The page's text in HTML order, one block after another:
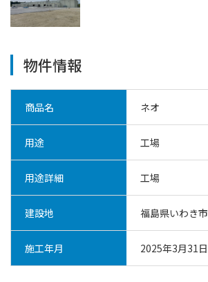
物件情報
商品名 ネオ
用途 工場
用途詳細 工場
建設地 福島県いわき市
施工年月 2025年3月31日